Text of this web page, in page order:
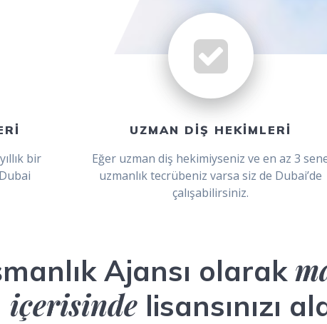
bir
UZMAN DİŞ HEKİMLERİ
Eğer uzman diş hekimiyseniz ve en az 3
uzmanlık tecrübeniz varsa siz de Dubai’de
çalışabilirsiniz.
Ajansı olarak
içerisindelisansınızı